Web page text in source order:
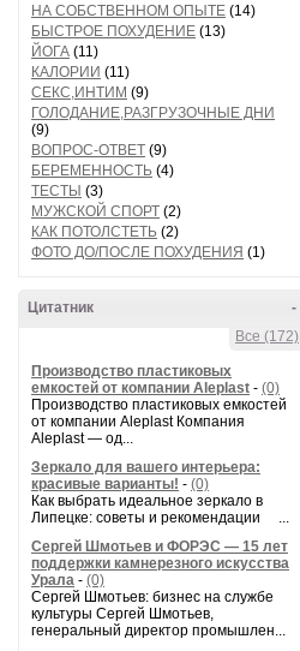
НА СОБСТВЕННОМ ОПЫТЕ (14)
БЫСТРОЕ ПОХУДЕНИЕ (13)
ЙОГА (11)
КАЛОРИИ (11)
СЕКС,ИНТИМ (9)
ГОЛОДАНИЕ,РАЗГРУЗОЧНЫЕ ДНИ
(9)
ВОПРОС-ОТВЕТ (9)
БЕРЕМЕННОСТЬ (4)
ТЕСТЫ (3)
МУЖСКОЙ СПОРТ (2)
КАК ПОТОЛСТЕТЬ (2)
ФОТО ДО/ПОСЛЕ ПОХУДЕНИЯ (1)
-
Цитатник
Все (172)
Производство пластиковых
емкостей от компании Aleplast - (0)
Производство пластиковых емкостей
от компании Aleplast Компания
Aleplast — од...
Зеркало для вашего интерьера:
красивые варианты! - (0)
Как выбрать идеальное зеркало в
Липецке: советы и рекомендации ...
Сергей Шмотьев и ФОРЭС — 15 лет
поддержки камнерезного искусства
Урала - (0)
Сергей Шмотьев: бизнес на службе
культуры Сергей Шмотьев,
генеральный директор промышлен...